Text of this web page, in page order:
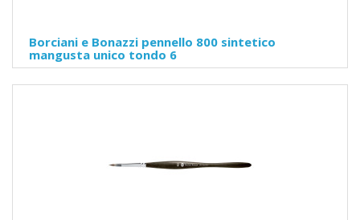
Borciani e Bonazzi pennello 800 sintetico
mangusta unico tondo 6